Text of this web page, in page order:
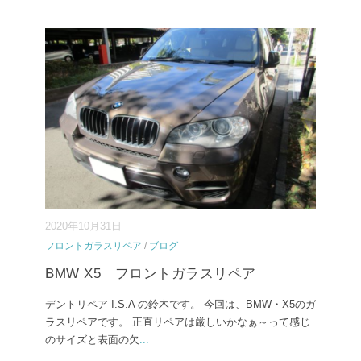
2020年10月31日
フロントガラスリペア / ブログ
BMW X5 フロントガラスリペア
デントリペア I.S.A の鈴木です。 今回は、BMW・X5のガ
ラスリペアです。 正直リペアは厳しいかなぁ～って感じ
のサイズと表面の欠...